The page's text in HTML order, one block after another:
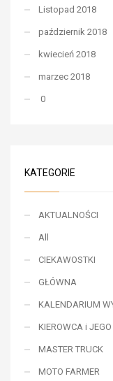
Listopad 2018
październik 2018
kwiecień 2018
marzec 2018
0
KATEGORIE
AKTUALNOŚCI
All
CIEKAWOSTKI
GŁÓWNA
KALENDARIUM
KIEROWCA i
MASTER TRUCK
MOTO FARMER